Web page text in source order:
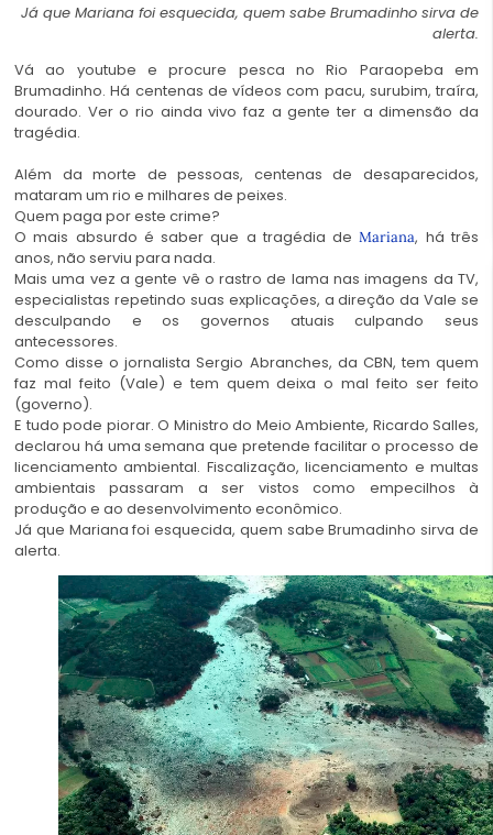
Já que Mariana foi esquecida, quem sabe Brumadinho sirva de
alerta.
Vá ao youtube e procure pesca no Rio Paraopeba em
Brumadinho. Há centenas de vídeos com pacu, surubim, traíra,
dourado. Ver o rio ainda vivo faz a gente ter a dimensão da
tragédia.
Além da morte de pessoas, centenas de desaparecidos,
mataram um rio e milhares de peixes.
Quem paga por este crime?
O mais absurdo é saber que a tragédia deMariana, há três
anos, não serviu para nada.
Mais uma vez a gente vê o rastro de lama nas imagens da TV,
especialistas repetindo suas explicações, a direção da Vale se
desculpando e os governos atuais culpando seus
antecessores.
Como disse o jornalista Sergio Abranches, da CBN, tem quem
faz mal feito (Vale) e tem quem deixa o mal feito ser feito
(governo).
E tudo pode piorar. O Ministro do Meio Ambiente, Ricardo Salles,
declarou há uma semana que pretende facilitar o processo de
licenciamento ambiental. Fiscalização, licenciamento e multas
ambientais passaram a ser vistos como empecilhos à
produção e ao desenvolvimento econômico.
Já que Mariana foi esquecida, quem sabe Brumadinho sirva de
alerta.